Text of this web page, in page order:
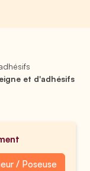
et d'adhésifs
/ Poseuse